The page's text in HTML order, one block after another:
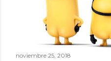
noviembre 25, 2018